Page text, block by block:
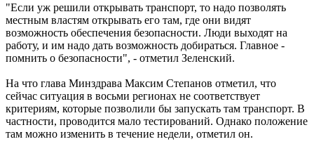
"Если уж решили открывать транспорт, то надо позволять
местным властям открывать его там, где они видят
возможность обеспечения безопасности. Люди выходят на
работу, и им надо дать возможность добираться. Главное -
помнить о безопасности", - отметил Зеленский.
На что глава Минздрава Максим Степанов отметил, что
сейчас ситуация в восьми регионах не соответствует
критериям, которые позволили бы запускать там транспорт. В
частности, проводится мало тестирований. Однако положение
там можно изменить в течение недели, отметил он.